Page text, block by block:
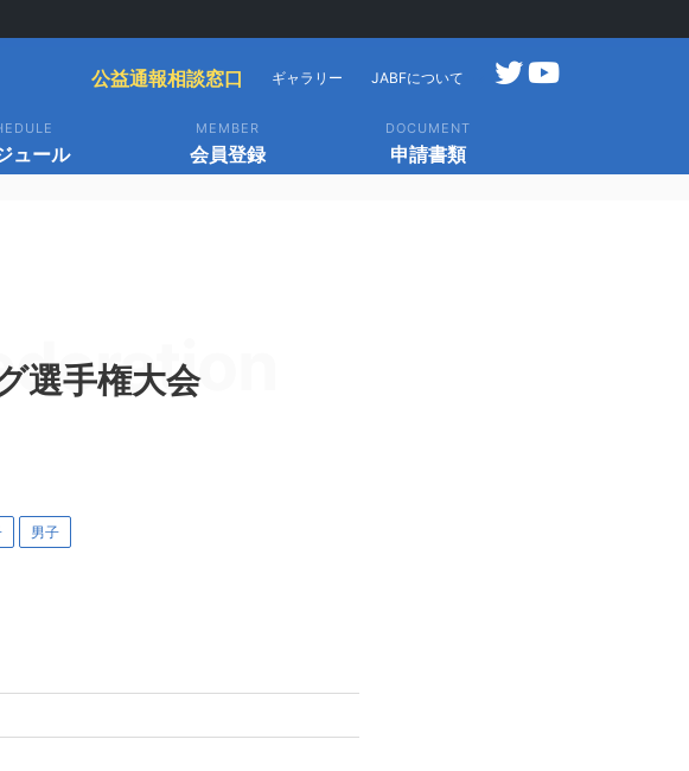
公益通報相談窓口 ギャラリー JABFについて
ュール
MEMBER
会員登録
DOCUMENT
申請書類
選手権大会
男子